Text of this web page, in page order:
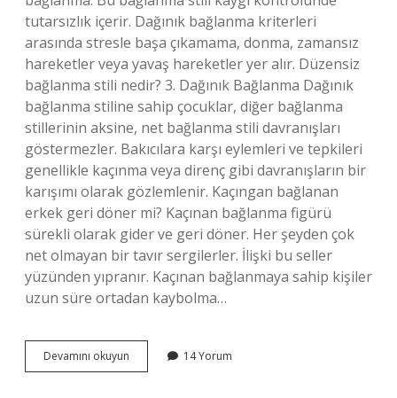
tutarsızlık içerir. Dağınık bağlanma kriterleri
arasında stresle başa çıkamama, donma, zamansız
hareketler veya yavaş hareketler yer alır. Düzensiz
bağlanma stili nedir? 3. Dağınık Bağlanma Dağınık
bağlanma stiline sahip çocuklar, diğer bağlanma
stillerinin aksine, net bağlanma stili davranışları
göstermezler. Bakıcılara karşı eylemleri ve tepkileri
genellikle kaçınma veya direnç gibi davranışların bir
karışımı olarak gözlemlenir. Kaçıngan bağlanan
erkek geri döner mi? Kaçınan bağlanma figürü
sürekli olarak gider ve geri döner. Her şeyden çok
net olmayan bir tavır sergilerler. İlişki bu seller
yüzünden yıpranır. Kaçınan bağlanmaya sahip kişiler
uzun süre ortadan kaybolma…
Devamını okuyun
Bağlanma
14 Yorum